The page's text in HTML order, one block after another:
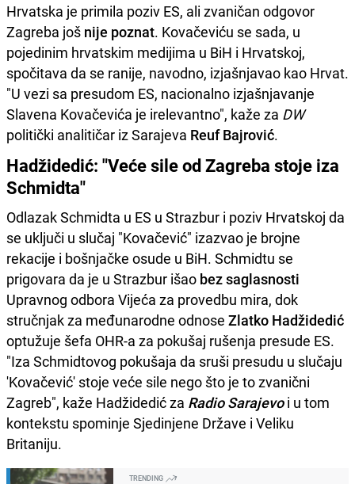
Hrvatska je primila poziv ES, ali zvaničan odgovor
Zagreba još nije poznat. Kovačeviću se sada, u
pojedinim hrvatskim medijima u BiH i Hrvatskoj,
spočitava da se ranije, navodno, izjašnjavao kao Hrvat.
"U vezi sa presudom ES, nacionalno izjašnjavanje
Slavena Kovačevića je irelevantno", kaže za DW
politički analitičar iz Sarajeva Reuf Bajrović.
Hadžidedić: "Veće sile od Zagreba stoje iza
Schmidta"
Odlazak Schmidta u ES u Strazbur i poziv Hrvatskoj da
se uključi u slučaj "Kovačević" izazvao je brojne
rekacije i bošnjačke osude u BiH. Schmidtu se
prigovara da je u Strazbur išao bez saglasnosti
Upravnog odbora Vijeća za provedbu mira, dok
stručnjak za međunarodne odnose Zlatko Hadžidedić
optužuje šefa OHR-a za pokušaj rušenja presude ES.
"Iza Schmidtovog pokušaja da sruši presudu u slučaju
'Kovačević' stoje veće sile nego što je to zvanični
Zagreb", kaže Hadžidedić za Radio Sarajevoi u tom
kontekstu spominje Sjedinjene Države i Veliku
Britaniju.
TRENDING